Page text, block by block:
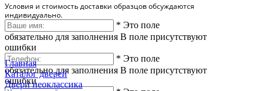
Условия и стоимость доставки образцов обсуждаются
индивидуально.
* Это поле
обязательно для заполнения В поле присутствуют
ошибки
* Это поле
обязательно для заполнения В поле присутствуют
ошибки
Главная
Каталог дверей
Двери неоклассика